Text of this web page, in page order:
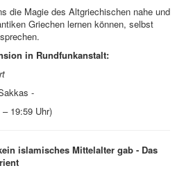
die Magie des Altgriechischen nahe und
Griechen lernen können, selbst
in Rundfunkanstalt:
-
19:59 Uhr)
islamisches Mittelalter gab - Das